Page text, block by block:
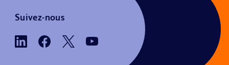
Suivez-nous